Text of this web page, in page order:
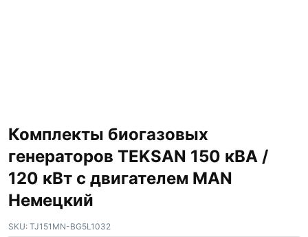
Комплекты биогазовых
генераторов TEKSAN 150 кВА /
120 кВт с двигателем MAN
Немецкий
SKU: TJ151MN-BG5L1032